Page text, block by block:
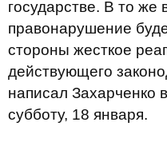
государстве. В то же
правонарушение
стороны жесткое
действующего
написал Захарченко
субботу, 18 января.